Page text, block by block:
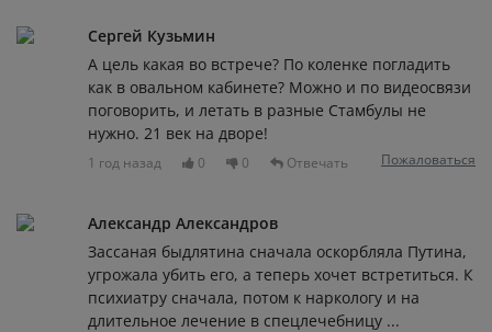
Сергей Кузьмин
А цель какая во встрече? По коленке погладить
как в овальном кабинете? Можно и по видеосвязи
поговорить, и летать в разные Стамбулы не
нужно. 21 век на дворе!
1 год назад 0 0 Отвечать Пожаловаться
Александр Александров
Зассаная быдлятина сначала оскорбляла Путина,
угрожала убить его, а теперь хочет встретиться. К
психиатру сначала, потом к наркологу и на
длительное лечение в спецлечебницу ...